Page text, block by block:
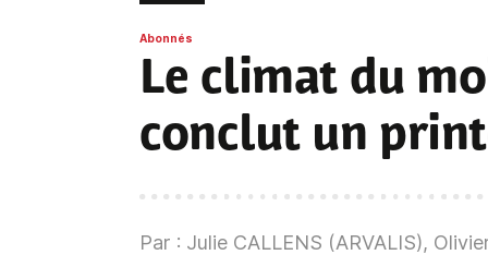
Abonnés
Le climat du
conclut un
Par : Julie CALLENS (ARVALIS),